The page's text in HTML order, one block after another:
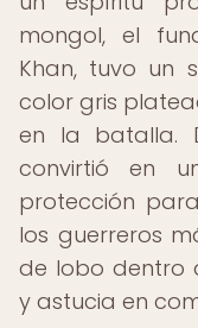
mongol, el
Khan, tuvo un
color gris
en la batalla.
convirtió en
protección
los guerreros
de lobo dentro
y astucia en